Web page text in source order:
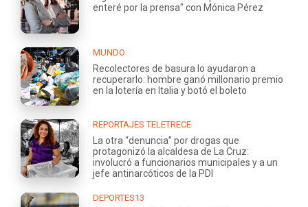
enteré por la prensa" con Mónica Pérez
MUNDO
Recolectores de basura lo ayudaron a
recuperarlo: hombre ganó millonario premio
en la lotería en Italia y botó el boleto
REPORTAJES TELETRECE
La otra “denuncia” por drogas que
protagonizó la alcaldesa de La Cruz:
involucró a funcionarios municipales y a un
jefe antinarcóticos de la PDI
DEPORTES13